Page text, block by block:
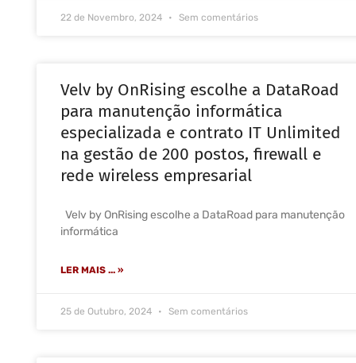
22 de Novembro, 2024 Sem comentários
Velv by OnRising escolhe a DataRoad
para manutenção informática
especializada e contrato IT Unlimited
na gestão de 200 postos, firewall e
rede wireless empresarial
Velv by OnRising escolhe a DataRoad para manutenção
informática
LER MAIS ... »
25 de Outubro, 2024 Sem comentários